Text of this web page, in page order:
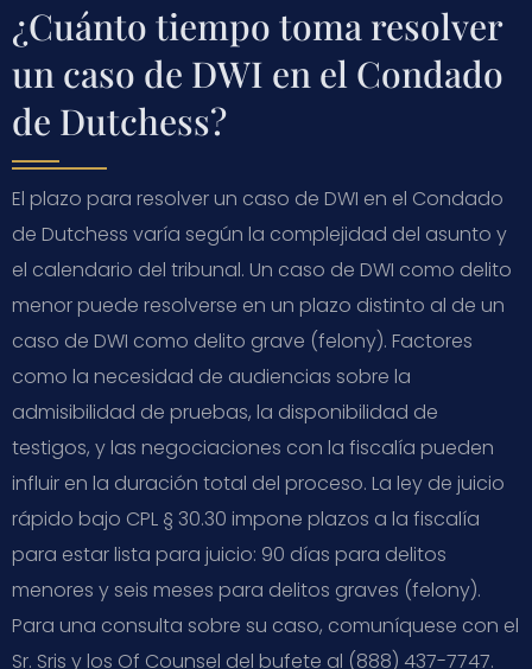
¿Cuánto tiempo toma resolver
un caso de DWI en el Condado
de Dutchess?
El plazo para resolver un caso de DWI en el Condado
de Dutchess varía según la complejidad del asunto y
el calendario del tribunal. Un caso de DWI como delito
menor puede resolverse en un plazo distinto al de un
caso de DWI como delito grave (felony). Factores
como la necesidad de audiencias sobre la
admisibilidad de pruebas, la disponibilidad de
testigos, y las negociaciones con la fiscalía pueden
influir en la duración total del proceso. La ley de juicio
rápido bajo CPL § 30.30 impone plazos a la fiscalía
para estar lista para juicio: 90 días para delitos
menores y seis meses para delitos graves (felony).
Para una consulta sobre su caso, comuníquese con el
Sr. Sris y los Of Counsel del bufete al (888) 437-7747.